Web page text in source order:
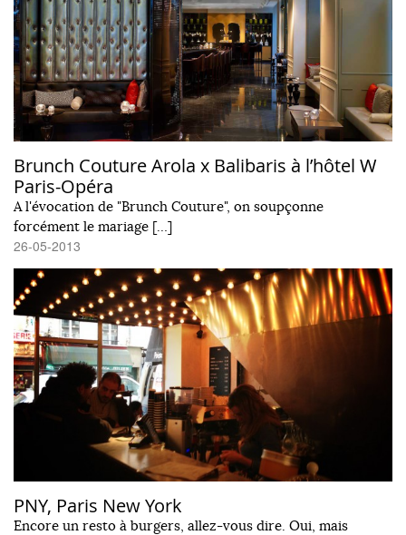
Brunch Couture Arola x Balibaris à l’hôtel W
Paris-Opéra
A l'évocation de "Brunch Couture", on soupçonne
forcément le mariage […]
26-05-2013
PNY, Paris New York
Encore un resto à burgers, allez-vous dire. Oui, mais